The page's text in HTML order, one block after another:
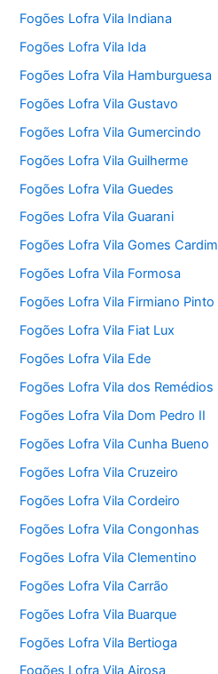
Fogões Lofra Vila Indiana
Fogões Lofra Vila Ida
Fogões Lofra Vila Hamburguesa
Fogões Lofra Vila Gustavo
Fogões Lofra Vila Gumercindo
Fogões Lofra Vila Guilherme
Fogões Lofra Vila Guedes
Fogões Lofra Vila Guarani
Fogões Lofra Vila Gomes Cardim
Fogões Lofra Vila Formosa
Fogões Lofra Vila Firmiano Pinto
Fogões Lofra Vila Fiat Lux
Fogões Lofra Vila Ede
Fogões Lofra Vila dos Remédios
Fogões Lofra Vila Dom Pedro II
Fogões Lofra Vila Cunha Bueno
Fogões Lofra Vila Cruzeiro
Fogões Lofra Vila Cordeiro
Fogões Lofra Vila Congonhas
Fogões Lofra Vila Clementino
Fogões Lofra Vila Carrão
Fogões Lofra Vila Buarque
Fogões Lofra Vila Bertioga